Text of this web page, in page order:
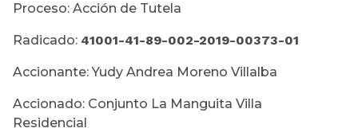
Proceso: Acción de Tutela
Radicado: 41001-41-89-002-2019-00373-01
Accionante: Yudy Andrea Moreno Villalba
Accionado: Conjunto La Manguita Villa
Residencial